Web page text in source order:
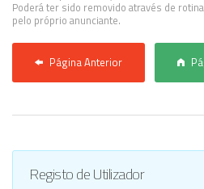
Poderá ter sido removido através de
pelo próprio anunciante.
Página Anterior
Registo de Utilizador